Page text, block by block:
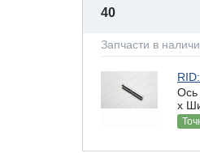
40
Запчасти в
Ось
х